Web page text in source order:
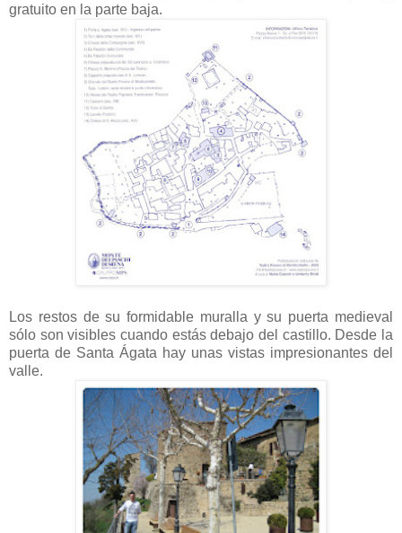
gratuito en la parte baja.
Los restos de su formidable muralla y su puerta medieval
sólo son visibles cuando estás debajo del castillo. Desde la
puerta de Santa Ágata hay unas vistas impresionantes del
valle.